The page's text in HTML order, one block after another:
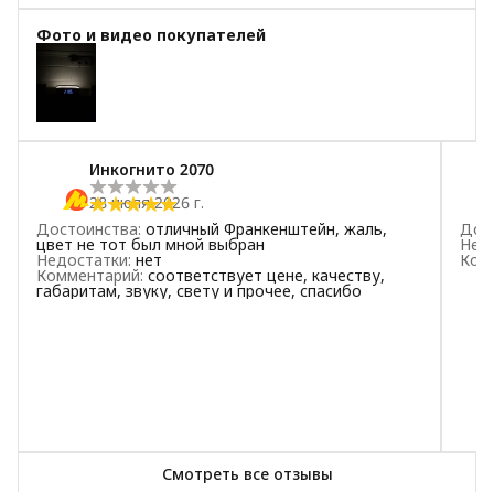
5 звёзд
21
4 звезды
звезды
звезды
1 звезда
Фото и видео покупателей
Инкогнито 2070
28 июля 2026 г.
Достоинства: отличный Франкенштейн, жаль,
цвет не тот был мной выбран
Недостатки: нет
Комментарий: соответствует цене, качеству,
габаритам, звуку, свету и прочее, спасибо
Смотреть все отзывы